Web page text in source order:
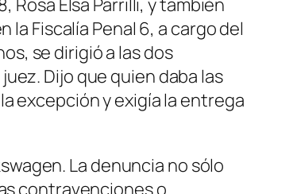
Elsa Parrilli, y también
Fiscalía Penal 6, a cargo del
se dirigió a las dos
Dijo que quien daba las
excepción y exigía la entrega
La denuncia no sólo